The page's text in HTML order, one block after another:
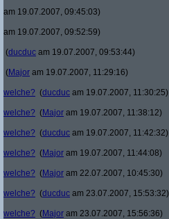
am 19.07.2007, 09:45:03)
am 19.07.2007, 09:52:59)
(ducduc am 19.07.2007, 09:53:44)
(Major am 19.07.2007, 11:29:16)
welche? (ducduc am 19.07.2007, 11:30:25)
welche? (Major am 19.07.2007, 11:38:12)
welche? (ducduc am 19.07.2007, 11:42:32)
welche? (Major am 19.07.2007, 11:44:08)
welche? (Major am 22.07.2007, 10:45:30)
welche? (ducduc am 23.07.2007, 15:53:32)
welche? (Major am 23.07.2007, 15:56:36)